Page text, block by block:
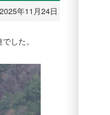
2025年11月24日
した。